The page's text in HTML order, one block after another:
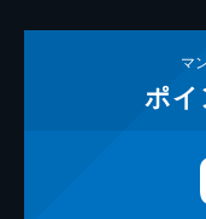
マ
ポイ